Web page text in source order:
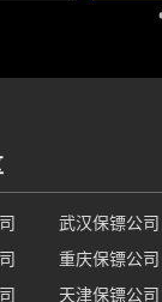
武汉保镖公司
重庆保镖公司
天津保镖公司